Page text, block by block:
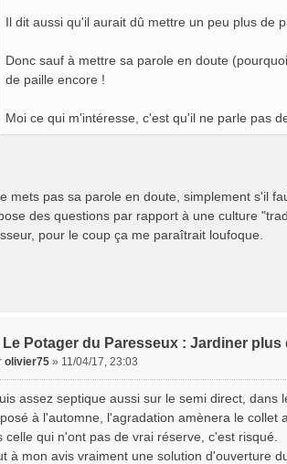
Il dit aussi qu'il aurait dû mettre un peu plus de
Donc sauf à mettre sa parole en doute
de paille encore !
Moi ce qui m'intéresse, c'est qu'il ne parle pas
mets pas sa parole en doute, simplement s'il
des questions par rapport à une culture
pour le coup ça me paraîtrait loufoque.
Le Potager du Paresseux : Jardiner
olivier75 » 11/04/17, 23:03
assez septique aussi sur le semi direct,
à l'automne, l'agradation amènera le collet
celle qui n'ont pas de vrai réserve, c'est risqué.
à mon avis vraiment une solution d'ouverture